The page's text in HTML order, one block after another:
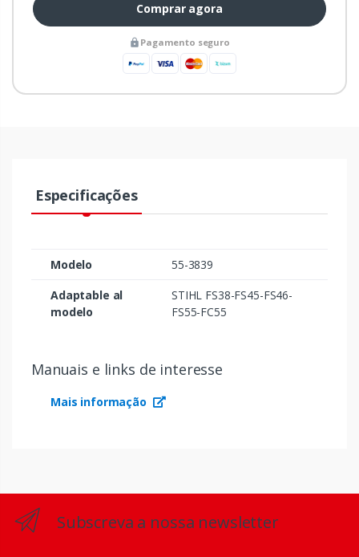
Comprar agora
Pagamento seguro
Especificações
Modelo
55-3839
Adaptable al
modelo
STIHL FS38-FS45-FS46-
FS55-FC55
Manuais e links de interesse
Mais informação
Subscreva a nossa newsletter